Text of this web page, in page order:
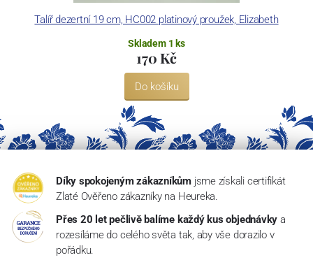
Talíř dezertní 19 cm, HC002 platinový proužek, Elizabeth
Skladem 1 ks
170 Kč
Do košíku
Díky spokojeným zákazníkům jsme získali certifikát
Zlaté Ověřeno zákazníky na Heureka.
Přes 20 let pečlivě balíme každý kus objednávky a
rozesíláme do celého světa tak, aby vše dorazilo v
pořádku.